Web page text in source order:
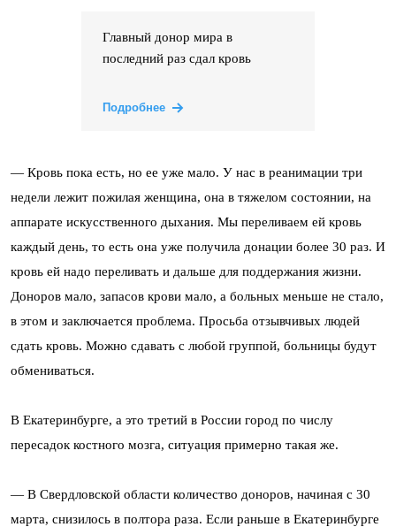
Главный донор мира в
последний раз сдал кровь
Подробнее
— Кровь пока есть, но ее уже мало. У нас в реанимации три
недели лежит пожилая женщина, она в тяжелом состоянии, на
аппарате искусственного дыхания. Мы переливаем ей кровь
каждый день, то есть она уже получила донации более 30 раз. И
кровь ей надо переливать и дальше для поддержания жизни.
Доноров мало, запасов крови мало, а больных меньше не стало,
в этом и заключается проблема. Просьба отзывчивых людей
сдать кровь. Можно сдавать с любой группой, больницы будут
обмениваться.
В Екатеринбурге, а это третий в России город по числу
пересадок костного мозга, ситуация примерно такая же.
— В Свердловской области количество доноров, начиная с 30
марта, снизилось в полтора раза. Если раньше в Екатеринбурге